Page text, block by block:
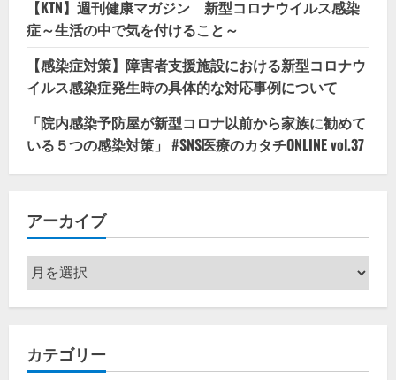
【KTN】週刊健康マガジン 新型コロナウイルス感染
症～生活の中で気を付けること～
【感染症対策】障害者支援施設における新型コロナウ
イルス感染症発生時の具体的な対応事例について
「院内感染予防屋が新型コロナ以前から家族に勧めて
いる５つの感染対策」 #SNS医療のカタチONLINE vol.37
アーカイブ
ア
ー
カ
ブ
カテゴリー